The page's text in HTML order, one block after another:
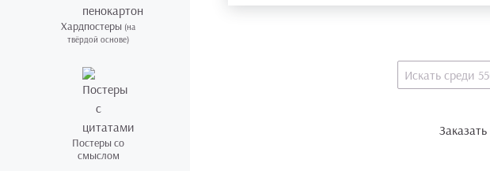
Хардпостеры (на
твёрдой основе)
Постеры со
смыслом
Заказать